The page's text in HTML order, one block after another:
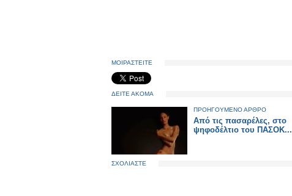
ΜΟΙΡΑΣΤΕΙΤΕ
ΔΕΙΤΕ ΑΚΟΜΑ
ΠΡΟΗΓΟΥΜΕΝΟ ΑΡΘΡΟ
Aπό τις πασαρέλες, στο
ψηφοδέλτιο του ΠΑΣΟK...
ΣΧΟΛΙΑΣΤΕ